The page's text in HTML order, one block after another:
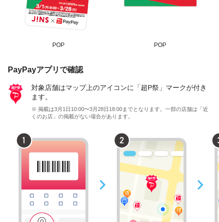
POP POP
PayPayアプリで確認
対象店舗はマップ上のアイコンに「超P祭」マークが付き
ます。
※ 掲載は3月1日10:00〜3月28日18:00までとなります。一部の店舗は「近
くのお店」の掲載がない場合があります。